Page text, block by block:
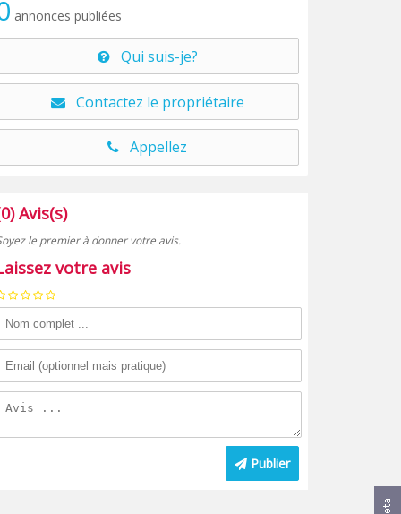
annonces publiées
Qui suis-je?
Contactez le propriétaire
Appellez
Avis(s)
le premier à donner votre avis.
votre avis
Publier